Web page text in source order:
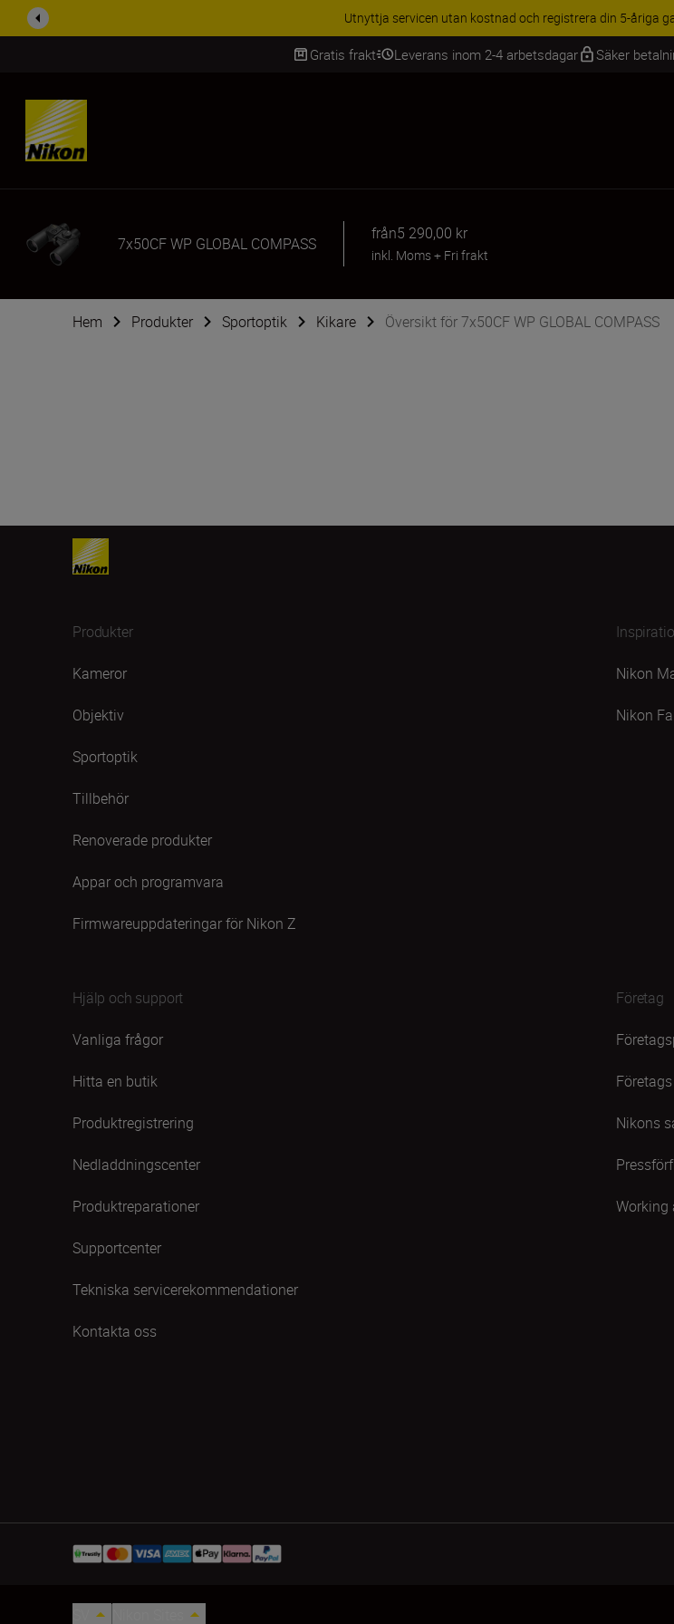
Utnyttja servicen utan kostnad och registrera din 5-åriga
Gratis frakt Leverans inom 2-4 arbetsdagar Säker
SKIP
7x50CF WP GLOBAL COMPASS
från5 290,00 kr
inkl. Moms+ Fri frakt
Hem Produkter Sportoptik Kikare Översikt för 7x50CF WP GLOBAL COMPASS
Produkter
Kameror
Objektiv
Sportoptik
Tillbehör
Renoverade produkter
Appar och programvara
Firmwareuppdateringar för Nikon Z
Nikon
Nikon
Hjälp och support
Vanliga frågor
Hitta en butik
Produktregistrering
Nedladdningscenter
Produktreparationer
Supportcenter
Tekniska servicerekommendationer
Kontakta oss
Företag
Nikons
Working